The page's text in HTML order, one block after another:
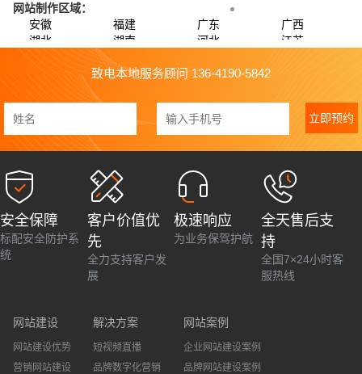
网站制作区域：
安徽
福建 广东
广西
湖北
湖南 河北
江苏
青海
陕西
北京
上海 重庆 天津
致电本地服务顾问 136-4190-5842
立即预约
安全保障
标配安全防护系
统
客户价值优
先
全力支持客户发
展
极速响应
为业务保驾护航
全天售后支
持
全国7×24小时客
服热线
网站建设
网站建设优势
营销网站建设
解决方案
短视频直播
品牌数字化营销
网站案例
企业网站建设案例
品牌网站建设案例